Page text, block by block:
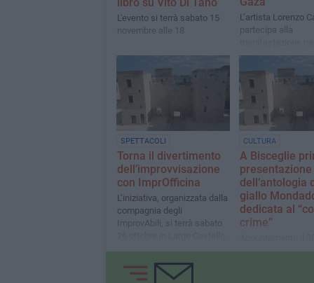
L'evento si terrà sabato 15
novembre alle 18
L’artista Lorenzo
partecipa alla
con un’opera in
collaborazione con
ZonaEffe
SPETTACOLI
Torna il divertimento
dell’improvvisazione
con ImprOfficina
L’iniziativa, organizzata dalla
compagnia degli
ImprovAbili, si terrà sabato
CULTURA
A Bisceglie
presentazione
dell’antologia
giallo
dedicata al
crime”
Appuntamento il
dalle 20 al castello